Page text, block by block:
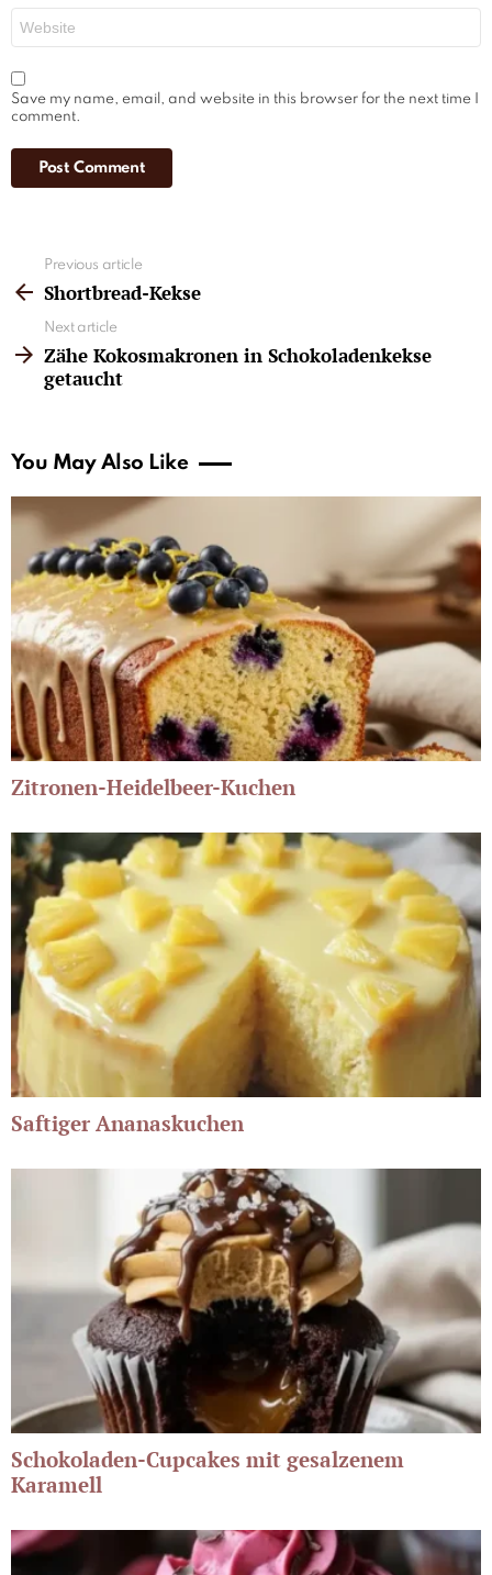
Save my name, email, and website in this browser for the next time I
comment.
more
Previous article
Shortbread-Kekse
Next article
Zähe Kokosmakronen in Schokoladenkekse
getaucht
You May Also Like
Zitronen-Heidelbeer-Kuchen
Saftiger Ananaskuchen
Schokoladen-Cupcakes mit gesalzenem
Karamell